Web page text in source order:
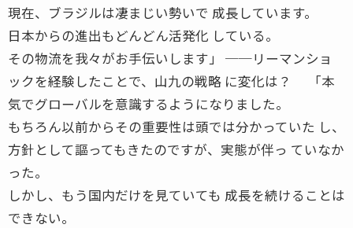
現在、ブラジルは凄まじい勢いで 成長しています。
日本からの進出もどんどん活発化 している。
その物流を我々がお手伝いします」 ──リーマンショ
ックを経験したことで、山九の戦略 に変化は？ 「本
気でグローバルを意識するようになりました。
もちろん以前からその重要性は頭では分かっていた し、
方針として謳ってもきたのですが、実態が伴っ ていなか
った。
しかし、もう国内だけを見ていても 成長を続けることは
できない。